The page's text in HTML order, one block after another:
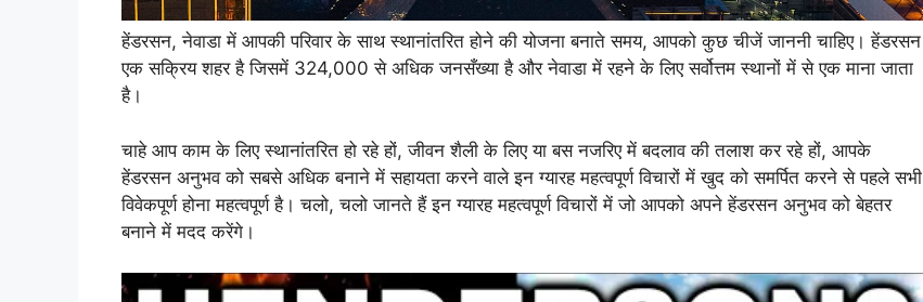
हेंडरसन, नेवाडा में आपकी परिवार के साथ स्थानांतरित होने की योजना बनाते समय, आपको कुछ चीजें जाननी चाहिए। हेंडरसन
एक सक्रिय शहर है जिसमें 324,000 से अधिक जनसँख्या है और नेवाडा में रहने के लिए सर्वोत्तम स्थानों में से एक माना जाता
है।
चाहे आप काम के लिए स्थानांतरित हो रहे हों, जीवन शैली के लिए या बस नजरिए में बदलाव की तलाश कर रहे हों, आपके
हेंडरसन अनुभव को सबसे अधिक बनाने में सहायता करने वाले इन ग्यारह महत्वपूर्ण विचारों में खुद को समर्पित करने से पहले सभी
विवेकपूर्ण होना महत्वपूर्ण है। चलो, चलो जानते हैं इन ग्यारह महत्वपूर्ण विचारों में जो आपको अपने हेंडरसन अनुभव को बेहतर
बनाने में मदद करेंगे।